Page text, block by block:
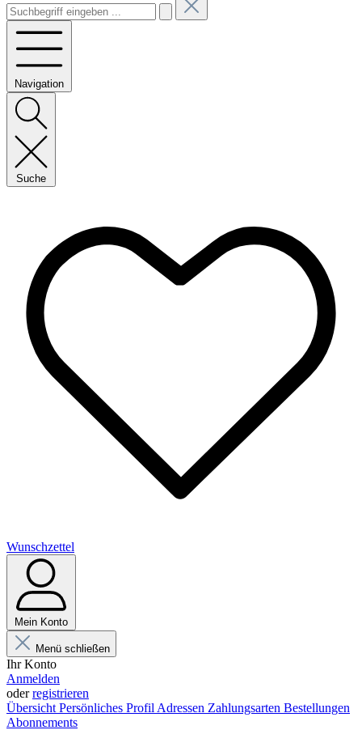
Navigation
Suche
Wunschzettel
Mein Konto
Menü schließen
Ihr Konto
Anmelden
oderregistrieren
Übersicht Persönliches Profil Adressen Zahlungsarten Bestellungen
Abonnements